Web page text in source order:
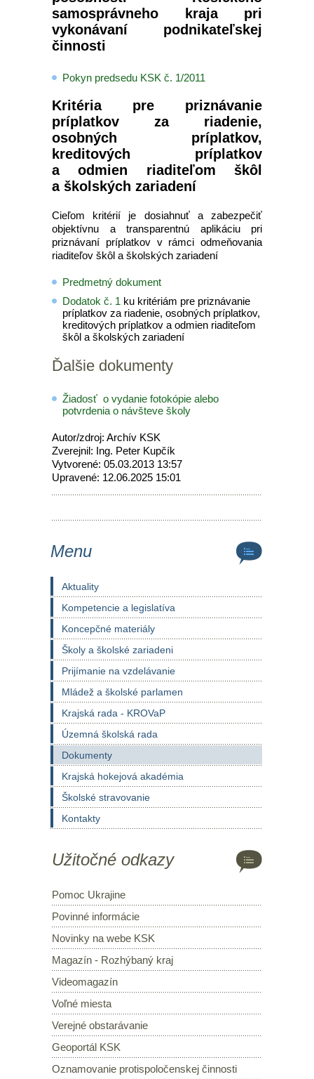
samosprávneho kraja pri
vykonávaní podnikateľskej
činnosti
Pokyn predsedu KSK č. 1/2011
Kritéria pre priznávanie
príplatkov za riadenie,
osobných príplatkov,
kreditových príplatkov
a odmien riaditeľom škôl
a školských zariadení
Cieľom kritérií je dosiahnuť a zabezpečiť
objektívnu a transparentnú aplikáciu pri
priznávaní príplatkov v rámci odmeňovania
riaditeľov škôl a školských zariadení
Predmetný dokument
Dodatok č. 1 ku kritériám pre priznávanie
príplatkov za riadenie, osobných príplatkov,
kreditových príplatkov a odmien riaditeľom
škôl a školských zariadení
Ďalšie dokumenty
Žiadosť o vydanie fotokópie alebo
potvrdenia o návšteve školy
Autor/zdroj: Archív KSK
Zverejnil: Ing. Peter Kupčík
Vytvorené: 05.03.2013 13:57
Upravené: 12.06.2025 15:01
Menu
Aktuality
Kompetencie a legislatíva
Koncepčné materiály
Školy a školské zariadeni
Prijímanie na vzdelávanie
Mládež a školské parlamen
Krajská rada - KROVaP
Územná školská rada
Dokumenty
Krajská hokejová akadémia
Školské stravovanie
Kontakty
Užitočné odkazy
Pomoc Ukrajine
Povinné informácie
Novinky na webe KSK
Magazín - Rozhýbaný kraj
Videomagazín
Voľné miesta
Verejné obstarávanie
Geoportál KSK
Oznamovanie protispoločenskej činnosti